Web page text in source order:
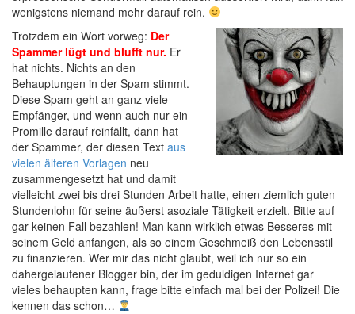
wenigstens niemand mehr darauf rein.
Trotzdem ein Wort vorweg: Der
Spammer lügt und blufft nur. Er
hat nichts. Nichts an den
Behauptungen in der Spam stimmt.
Diese Spam geht an ganz viele
Empfänger, und wenn auch nur ein
Promille darauf reinfällt, dann hat
der Spammer, der diesen Text aus
vielen älteren Vorlagen neu
zusammengesetzt hat und damit
vielleicht zwei bis drei Stunden Arbeit hatte, einen ziemlich guten
Stundenlohn für seine äußerst asoziale Tätigkeit erzielt. Bitte auf
gar keinen Fall bezahlen! Man kann wirklich etwas Besseres mit
seinem Geld anfangen, als so einem Geschmeiß den Lebensstil
zu finanzieren. Wer mir das nicht glaubt, weil ich nur so ein
dahergelaufener Blogger bin, der im geduldigen Internet gar
vieles behaupten kann, frage bitte einfach mal bei der Polizei! Die
kennen das schon…